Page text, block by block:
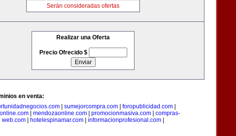
Serán consideradas ofertas
Realizar una Oferta
Precio Ofrecido $
en venta:
| sumejorcompra.com| foropublicidad.com|
| mendozaonline.com| promocionmasiva.com| compras-
web.com
hotelespinamar.com informacionprofesional.com